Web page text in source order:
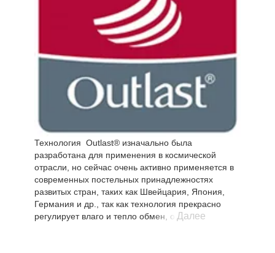
Технология Outlast® изначально была
разработана для применения в космической
отрасли, но сейчас очень активно применяется в
современных постельных принадлежностях
развитых стран, таких как Швейцария, Япония,
Германия и др., так как технология прекрасно
регулирует влаго и тепло обмен, обеспечивая
Далее